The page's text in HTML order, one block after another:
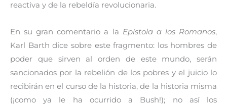
reactiva y de la rebeldía revolucionaria.
En su gran comentario a la Epístola a los Romanos,
Karl Barth dice sobre este fragmento: los hombres de
poder que sirven al orden de este mundo, serán
sancionados por la rebelión de los pobres y el juicio lo
recibirán en el curso de la historia, de la historia misma
(¡como ya le ha ocurrido a Bush!); no así los